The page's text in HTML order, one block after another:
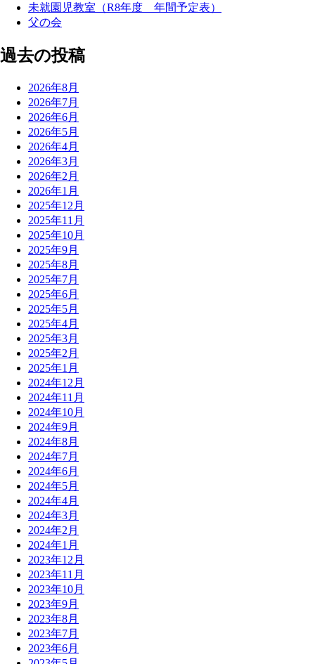
未就園児教室（R8年度 年間予定表）
父の会
過去の投稿
2026年8月
2026年7月
2026年6月
2026年5月
2026年4月
2026年3月
2026年2月
2026年1月
2025年12月
2025年11月
2025年10月
2025年9月
2025年8月
2025年7月
2025年6月
2025年5月
2025年4月
2025年3月
2025年2月
2025年1月
2024年12月
2024年11月
2024年10月
2024年9月
2024年8月
2024年7月
2024年6月
2024年5月
2024年4月
2024年3月
2024年2月
2024年1月
2023年12月
2023年11月
2023年10月
2023年9月
2023年8月
2023年7月
2023年6月